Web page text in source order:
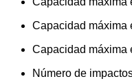
Capacidad máxima
Capacidad máxima
Número de